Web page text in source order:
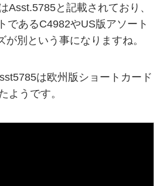
Asst.5785と記載されており、
であるC4982やUS版アソート
別という事になりますね。
は欧州版ショートカード
ようです。